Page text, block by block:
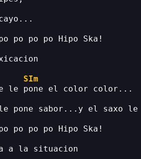
po po po Hipo Ska!
SIm
le pone el color color...
pone sabor...y el saxo le
po po po Hipo Ska!
a la situacion